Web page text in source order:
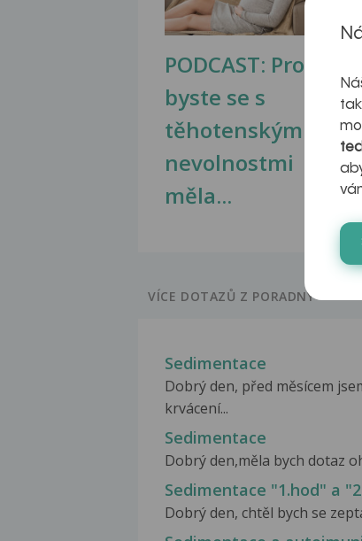
PODCAST: Proč
byste se s
těhotenskými
nevolnostmi
měla...
VÍCE DOTAZŮ Z PORADNY
Sedimentace
Dobrý den, před měsícem
krvácení...
Sedimentace
Dobrý den,měla bych dotaz
Sedimentace "1.hod" a
Dobrý den, chtěl bych se